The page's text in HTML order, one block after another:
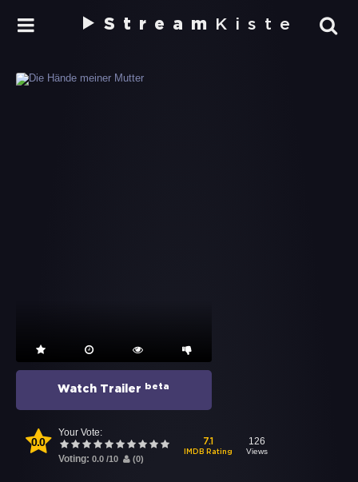
Stream Kiste
Watch Trailer beta
0.0
Your Vote:
Voting: 0.0 /10 (0)
7.1
IMDB Rating
126
Views